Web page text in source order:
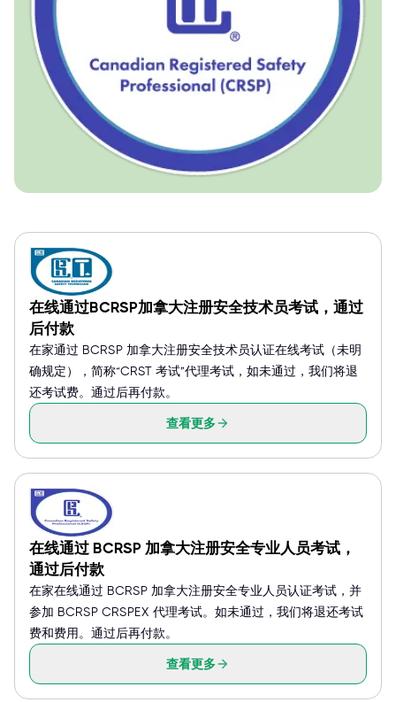
在线通过BCRSP加拿大注册安全技术员考试，通过
后付款
在家通过 BCRSP 加拿大注册安全技术员认证在线考试（未明
确规定），简称“CRST 考试”代理考试，如未通过，我们将退
还考试费。通过后再付款。
查看更多
在线通过 BCRSP 加拿大注册安全专业人员考试，
通过后付款
在家在线通过 BCRSP 加拿大注册安全专业人员认证考试，并
参加 BCRSP CRSPEX 代理考试。如未通过，我们将退还考试
费和费用。通过后再付款。
查看更多